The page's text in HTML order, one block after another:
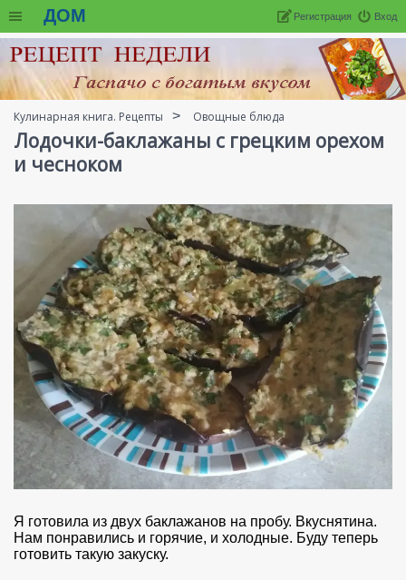
ДОМ Вход
Регистрация
Кулинарная книга. Рецепты Овощные блюда
Лодочки-баклажаны с грецким орехом
и чесноком
Я готовила из двух баклажанов на пробу. Вкуснятина.
Нам понравились и горячие, и холодные. Буду теперь
готовить такую закуску.